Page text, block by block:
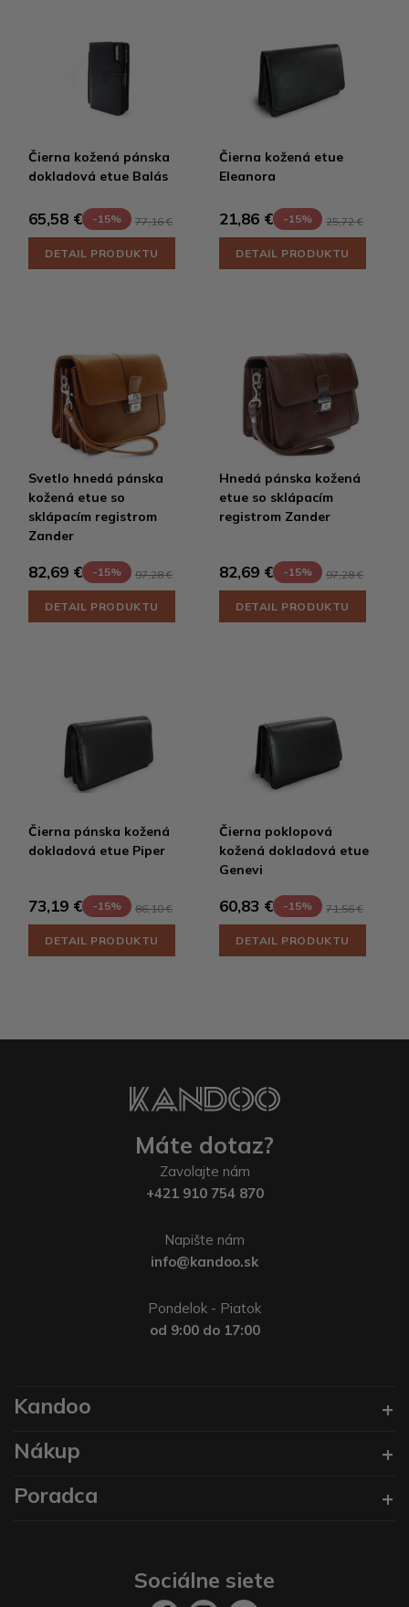
Čierna kožená pánska
dokladová etue Balás
65,58 € -15% 77,16 €
DETAIL PRODUKTU
Čierna kožená etue
Eleanora
21,86 € -15% 25,72 €
DETAIL PRODUKTU
Svetlo hnedá pánska
kožená etue so
sklápacím registrom
Zander
82,69 € -15% 97,28 €
DETAIL PRODUKTU
Hnedá pánska kožená
etue so sklápacím
registrom Zander
82,69 € -15% 97,28 €
DETAIL PRODUKTU
Čierna pánska kožená
dokladová etue Piper
73,19 € -15% 86,10 €
DETAIL PRODUKTU
Čierna poklopová
kožená dokladová etue
Genevi
60,83 € -15% 71,56 €
DETAIL PRODUKTU
Máte dotaz?
Zavolajte nám
+421 910 754 870
Napište nám
info@kandoo.sk
Pondelok - Piatok
od 9:00 do 17:00
Kandoo
Nákup
Poradca
Sociálne siete